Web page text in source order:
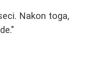
Nakon toga,